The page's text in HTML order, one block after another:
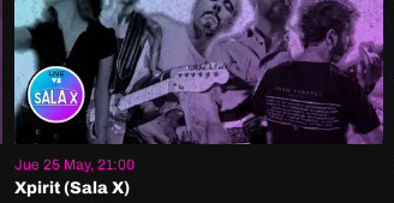
Jue 25 May, 21:00
Xpirit (Sala X)